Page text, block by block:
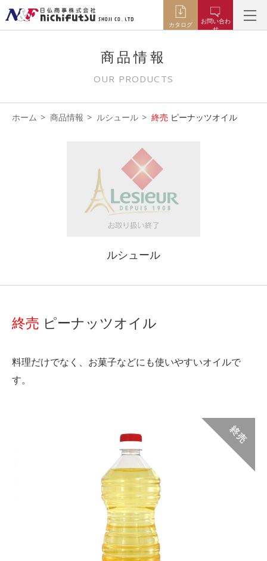
カタログ
お問い合わ
せ
商品情報
OUR PRODUCTS
ホーム 商品情報 ルシュール 終売 ピーナッツオイル
ルシュール
終売 ピーナッツオイル
料理だけでなく、お菓子などにも使いやすいオイルで
す。